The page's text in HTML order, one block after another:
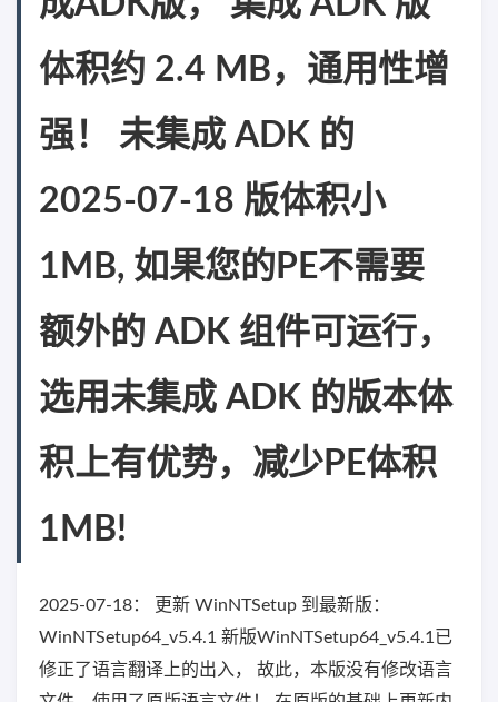
体积约 2.4 MB，通用性增
强！ 未集成 ADK 的
2025-07-18 版体积小
1MB, 如果您的PE不需要
额外的 ADK 组件可运行，
选用未集成 ADK 的版本体
积上有优势，减少PE体积
1MB!
2025-07-18： 更新 WinNTSetup 到最新版：
WinNTSetup64_v5.4.1 新版WinNTSetup64_v5.4.1已
修正了语言翻译上的出入， 故此，本版没有修改语言